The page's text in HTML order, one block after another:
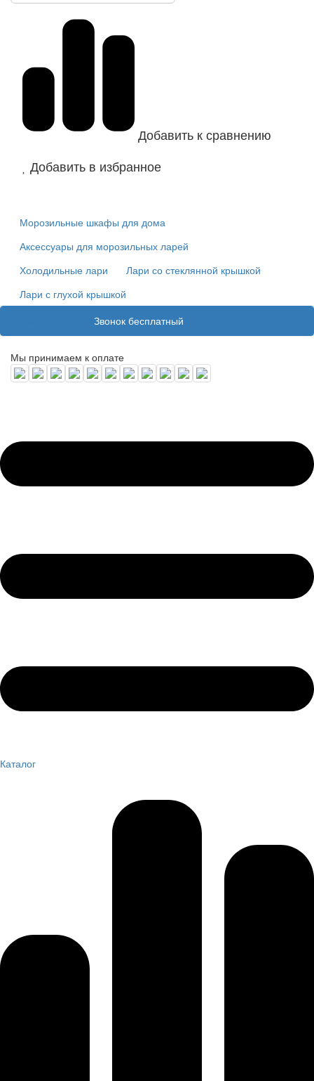
Добавить к сравнению
Добавить в избранное
Морозильные шкафы для дома
Аксессуары для морозильных ларей
Холодильные лари
Лари со стеклянной крышкой
Лари с глухой крышкой
Звонок бесплатный
Мы принимаем к оплате
Каталог